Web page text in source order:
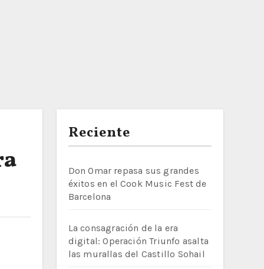
Reciente
Don Omar repasa sus grandes
éxitos en el Cook Music Fest de
Barcelona
La consagración de la era
digital: Operación Triunfo asalta
las murallas del Castillo Sohail